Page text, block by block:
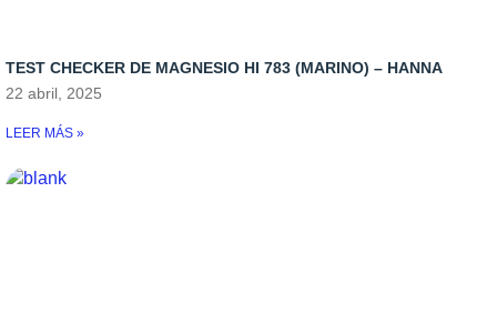
TEST CHECKER DE MAGNESIO HI 783 (MARINO) – HANNA
22 abril, 2025
LEER MÁS »